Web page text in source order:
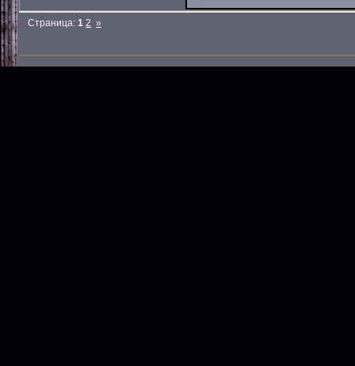
Страница:1 2 »